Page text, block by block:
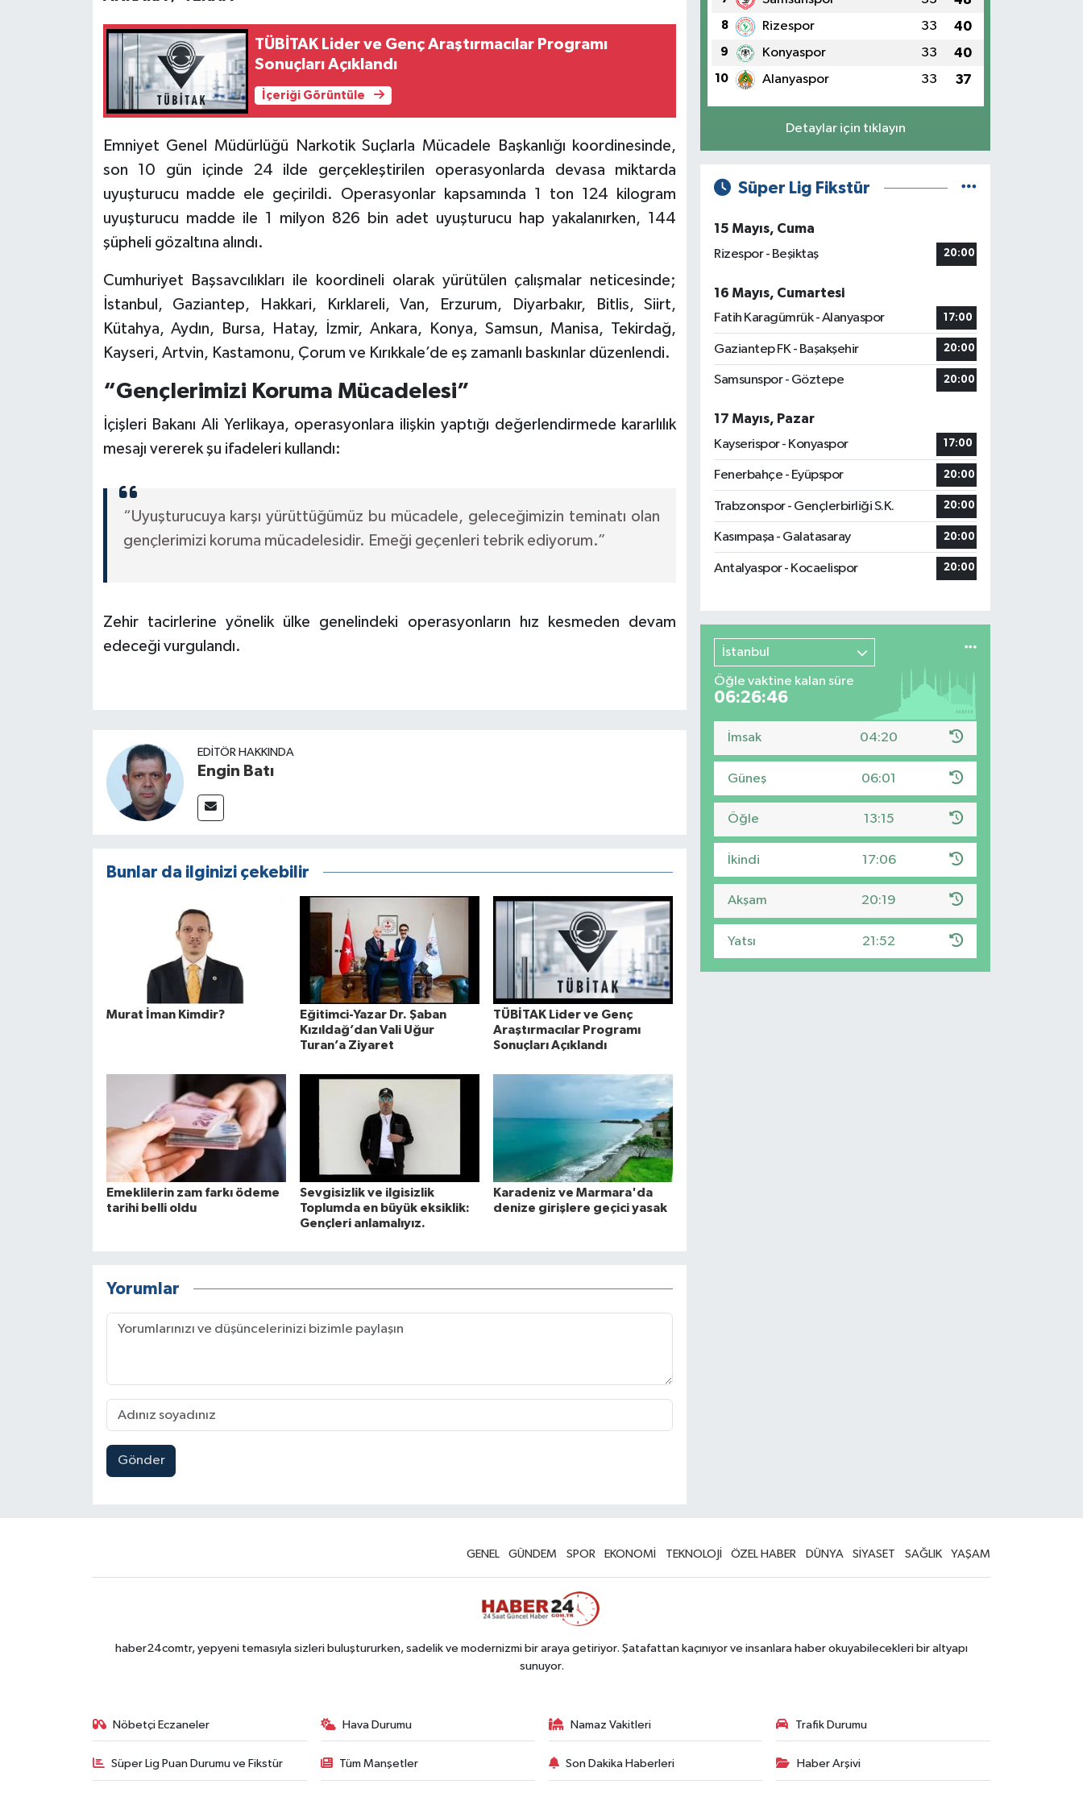
TÜBİTAK Lider ve Genç Araştırmacılar Programı
Sonuçları Açıklandı
İçeriği Görüntüle
Emniyet Genel Müdürlüğü Narkotik Suçlarla Mücadele Başkanlığı koordinesinde,
son 10 gün içinde 24 ilde gerçekleştirilen operasyonlarda devasa miktarda
uyuşturucu madde ele geçirildi. Operasyonlar kapsamında 1 ton 124 kilogram
uyuşturucu madde ile 1 milyon 826 bin adet uyuşturucu hap yakalanırken, 144
şüpheli gözaltına alındı.
Cumhuriyet Başsavcılıkları ile koordineli olarak yürütülen çalışmalar neticesinde;
İstanbul, Gaziantep, Hakkari, Kırklareli, Van, Erzurum, Diyarbakır, Bitlis, Siirt,
Kütahya, Aydın, Bursa, Hatay, İzmir, Ankara, Konya, Samsun, Manisa, Tekirdağ,
Kayseri, Artvin, Kastamonu, Çorum ve Kırıkkale’de eş zamanlı baskınlar düzenlendi.
“Gençlerimizi Koruma Mücadelesi”
İçişleri Bakanı Ali Yerlikaya, operasyonlara ilişkin yaptığı değerlendirmede kararlılık
mesajı vererek şu ifadeleri kullandı:
“Uyuşturucuya karşı yürüttüğümüz bu mücadele, geleceğimizin teminatı olan
gençlerimizi koruma mücadelesidir. Emeği geçenleri tebrik ediyorum.”
Zehir tacirlerine yönelik ülke genelindeki operasyonların hız kesmeden devam
edeceği vurgulandı.
EDITÖR HAKKINDA
Engin Batı
Bunlar da ilginizi çekebilir
Murat İman Kimdir?
Eğitimci-Yazar Dr. Şaban
Kızıldağ’dan Vali Uğur
Turan’a Ziyaret
TÜBİTAK Lider ve Genç
Araştırmacılar Programı
Sonuçları Açıklandı
Emeklilerin zam farkı ödeme
tarihi belli oldu
Sevgisizlik ve ilgisizlik
Toplumda en büyük eksiklik:
Gençleri anlamalıyız.
Karadeniz ve Marmara'da
denize girişlere geçici yasak
Yorumlar
Gönder
8 Rizespor 33 40
9 Konyaspor 33 40
10 Alanyaspor 33 37
Detaylar için tıklayın
Süper Lig Fikstür
15 Mayıs, Cuma
Rizespor - Beşiktaş
20:00
16 Mayıs, Cumartesi
Fatih Karagümrük - Alanyaspor
17:00
Gaziantep FK - Başakşehir 20:00
Samsunspor - Göztepe 20:00
17 Mayıs, Pazar
Kayserispor - Konyaspor
17:00
Fenerbahçe - Eyüpspor 20:00
Trabzonspor - Gençlerbirliği S.K. 20:00
Kasımpaşa - Galatasaray 20:00
Antalyaspor - Kocaelispor 20:00
İstanbul
Öğle vaktine kalan süre
06:26:45
İmsak 04:20
Güneş 06:01
Öğle 13:15
İkindi 17:06
Akşam 20:19
Yatsı 21:52
GENEL GÜNDEM SPOR EKONOMİ TEKNOLOJİ ÖZEL HABER DÜNYA SİYASET SAĞLIK YAŞAM
haber24comtr, yepyeni temasıyla sizleri buluştururken, sadelik ve modernizmi bir araya getiriyor. Şatafattan kaçınıyor ve insanlara haber okuyabilecekleri bir altyapı
sunuyor.
Nöbetçi Eczaneler Hava Durumu Namaz Vakitleri Trafik Durumu
Süper Lig Puan Durumu ve Fikstür Tüm Manşetler Son Dakika Haberleri Haber Arşivi